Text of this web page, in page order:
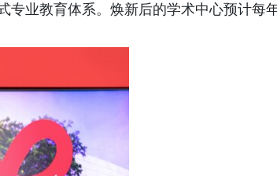
专业教育体系。焕新后的学术中心预计每